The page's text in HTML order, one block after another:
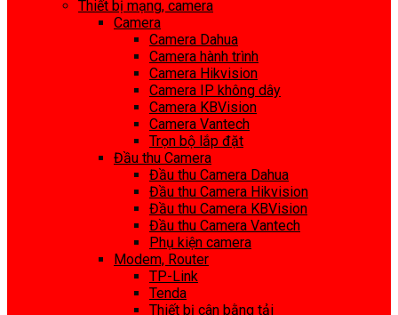
Thiết bị mạng, camera
Camera
Camera Dahua
Camera hành trình
Camera Hikvision
Camera IP không dây
Camera KBVision
Camera Vantech
Trọn bộ lắp đặt
Đầu thu Camera
Đầu thu Camera Dahua
Đầu thu Camera Hikvision
Đầu thu Camera KBVision
Đầu thu Camera Vantech
Phụ kiện camera
Modem, Router
TP-Link
Tenda
Thiết bị cân bằng tải